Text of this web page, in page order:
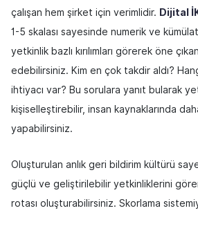
çalışan hem şirket için verimlidir. Dijital
1-5 skalası sayesinde numerik ve
yetkinlik bazlı kırılımları görerek öne
edebilirsiniz. Kim en çok takdir aldı?
ihtiyacı var? Bu sorulara yanıt bularak
kişiselleştirebilir, insan kaynaklarında
yapabilirsiniz.
Oluşturulan anlık geri bildirim kültürü
güçlü ve geliştirilebilir yetkinliklerini
rotası oluşturabilirsiniz. Skorlama